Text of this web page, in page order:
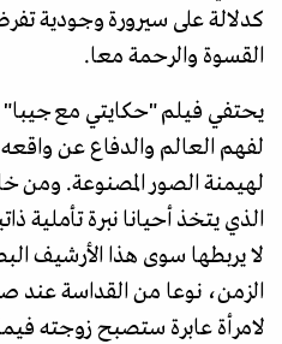
كدلالة على سيرورة وجودية
القسوة والرحمة معا.
يحتفي فيلم "حكايتي مع
لفهم العالم والدفاع عن
لهيمنة الصور المصنوعة. ومن
الذي يتخذ أحيانا نبرة تأملية
لا يربطها سوى هذا الأرشيف
الزمن، نوعا من القداسة عند
لامرأة عابرة ستصبح زوجته